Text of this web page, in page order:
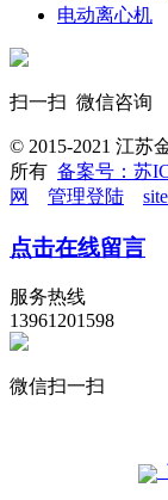
电动离心机
扫一扫 微信咨询
© 2015-2021 江苏
所有 备案号：苏
网
管理登陆
点击在线留言
服务热线
13961201598
微信扫一扫